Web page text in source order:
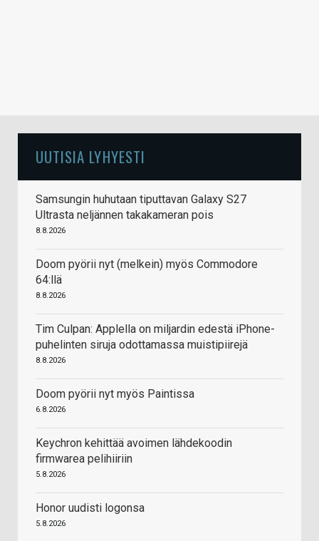
UUTISIA LYHYESTI
Samsungin huhutaan tiputtavan Galaxy S27
Ultrasta neljännen takakameran pois
8.8.2026
Doom pyörii nyt (melkein) myös Commodore
64:llä
8.8.2026
Tim Culpan: Applella on miljardin edestä iPhone-
puhelinten siruja odottamassa muistipiirejä
8.8.2026
Doom pyörii nyt myös Paintissa
6.8.2026
Keychron kehittää avoimen lähdekoodin
firmwarea pelihiiriin
5.8.2026
Honor uudisti logonsa
5.8.2026